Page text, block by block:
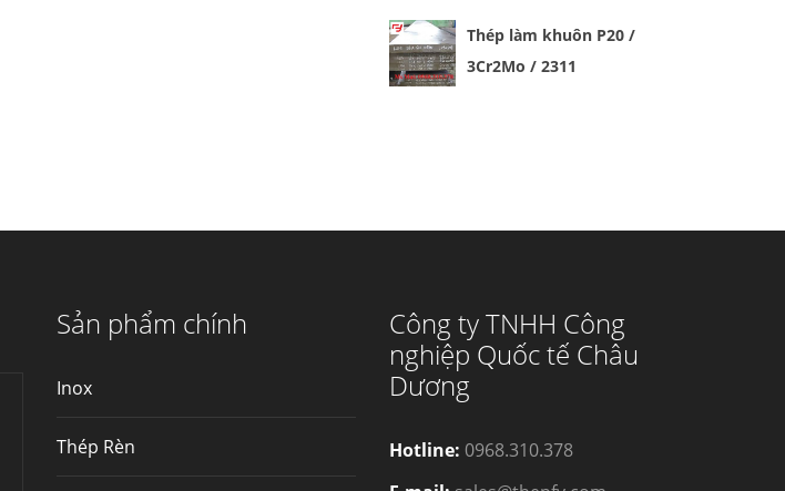
Thép làm khuôn P20 /
3Cr2Mo / 2311
Sản phẩm chính
Inox
Thép Rèn
Công ty TNHH Công
nghiệp Quốc tế Châu
Dương
Hotline: 0968.310.378